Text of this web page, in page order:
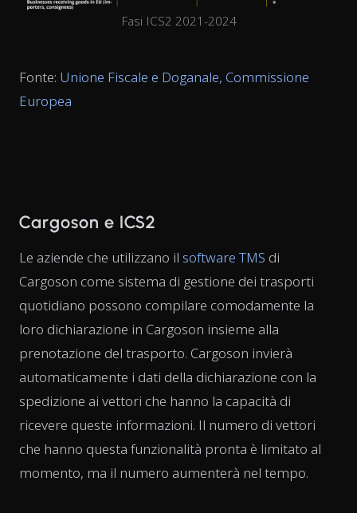
Fasi ICS2 2021-2024
Fonte: Unione Fiscale e Doganale, Commissione
Europea
Cargoson e ICS2
Le aziende che utilizzano il software TMS di
Cargoson come sistema di gestione dei trasporti
quotidiano possono compilare comodamente la
loro dichiarazione in Cargoson insieme alla
prenotazione del trasporto. Cargoson invierà
automaticamente i dati della dichiarazione con la
spedizione ai vettori che hanno la capacità di
ricevere queste informazioni. Il numero di vettori
che hanno questa funzionalità pronta è limitato al
momento, ma il numero aumenterà nel tempo.